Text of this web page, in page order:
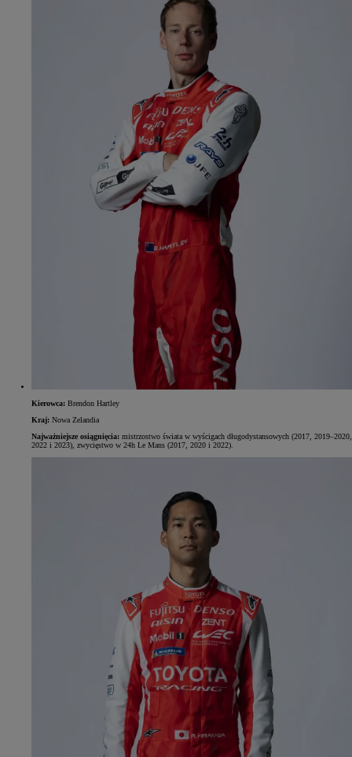
Kierowca: Brendon Hartley
Kraj: Nowa Zelandia
Najważniejsze osiągnięcia: mistrzostwo świata w wyścigach długodystansowych (2017, 2019–2020,
2022 i 2023), zwycięstwo w 24h Le Mans (2017, 2020 i 2022).